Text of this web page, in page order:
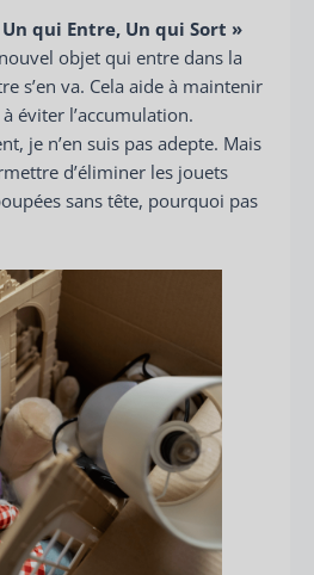
Un qui Entre, Un qui Sort »
objet qui entre dans la
s’en va. Cela aide à maintenir
éviter l’accumulation.
je n’en suis pas adepte. Mais
d’éliminer les jouets
sans tête, pourquoi pas